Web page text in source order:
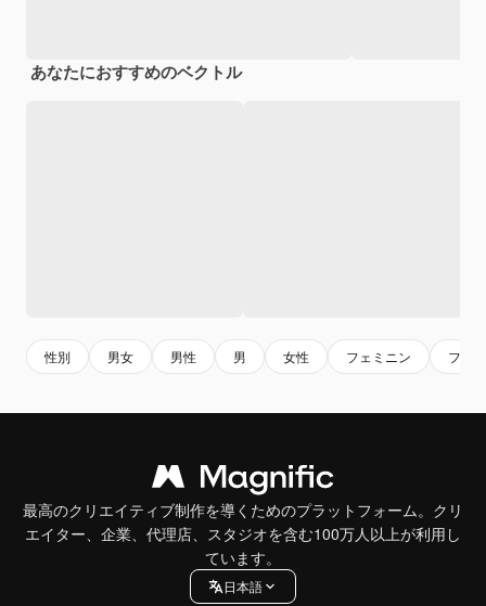
あなたにおすすめのベクトル
性別 男女 男性 男 女性 フェミニン フラ
最高のクリエイティブ制作を導くためのプラットフォーム。クリ
エイター、企業、代理店、スタジオを含む100万人以上が利用し
ています。
日本語